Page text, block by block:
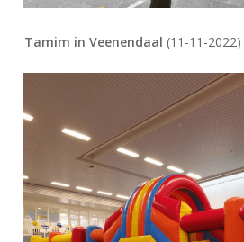
Tamim in Veenendaal (11-11-2022)